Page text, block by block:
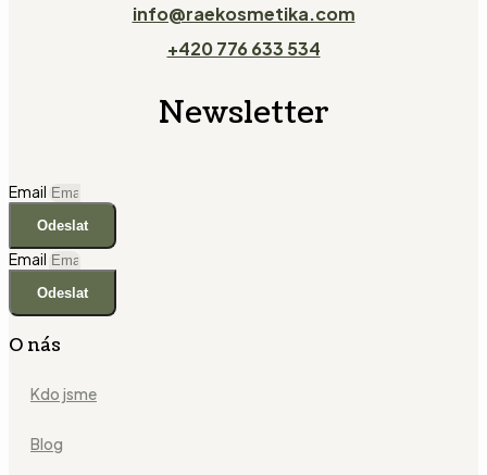
info@raekosmetika.com
+420 776 633 534
Newsletter
Email
Odeslat
Email
Odeslat
O nás
Kdo jsme
Blog